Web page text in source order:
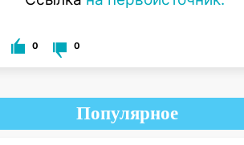
0 0
Популярное